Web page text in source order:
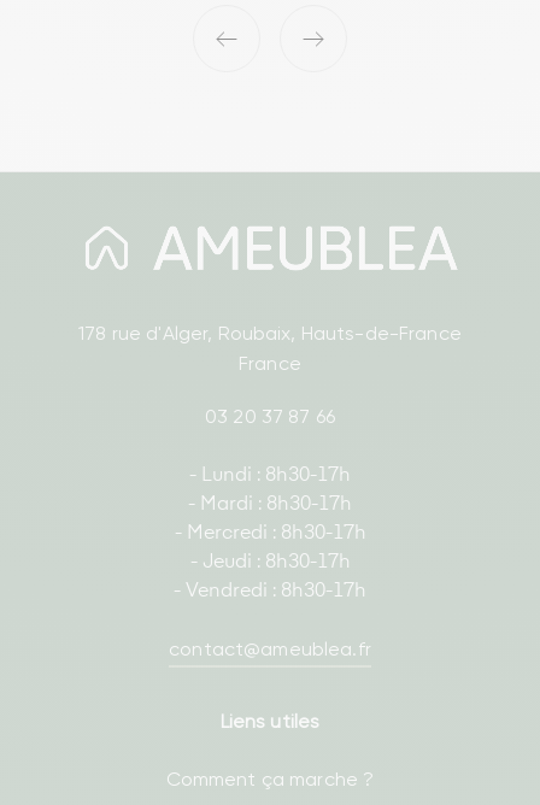
‹ ›
178 rue d'Alger, Roubaix, Hauts-de-France
France
03 20 37 87 66
- Lundi : 8h30-17h
- Mardi : 8h30-17h
- Mercredi : 8h30-17h
- Jeudi : 8h30-17h
- Vendredi : 8h30-17h
contact@ameublea.fr
Liens utiles
Comment ça marche ?